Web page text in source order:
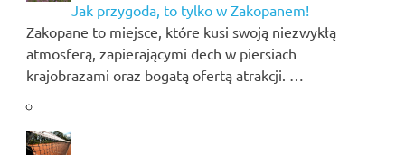
Jak przygoda, to tylko w Zakopanem!
Zakopane to miejsce, które kusi swoją niezwykłą
atmosferą, zapierającymi dech w piersiach
krajobrazami oraz bogatą ofertą atrakcji. …